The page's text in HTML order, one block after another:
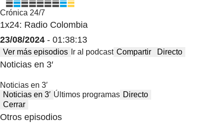
Crónica 24/7
1x24: Radio Colombia
23/08/2024 - 01:38:13
Ver más episodios Ir al podcast Compartir Directo
Noticias en 3′
Noticias en 3′
Noticias en 3′ Últimos programas Directo
Cerrar
Otros episodios